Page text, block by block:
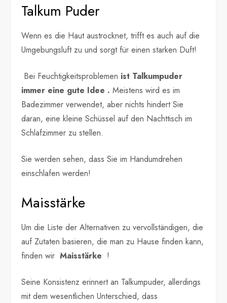
Talkum Puder
Wenn es die Haut austrocknet, trifft es auch auf die
Umgebungsluft zu und sorgt für einen starken Duft!
Bei Feuchtigkeitsproblemen ist Talkumpuder
immer eine gute Idee .Meistens wird es im
Badezimmer verwendet, aber nichts hindert Sie
daran, eine kleine Schüssel auf den Nachttisch im
Schlafzimmer zu stellen.
Sie werden sehen, dass Sie im Handumdrehen
einschlafen werden!
Maisstärke
Um die Liste der Alternativen zu vervollständigen, die
auf Zutaten basieren, die man zu Hause finden kann,
finden wirMaisstärke !
Seine Konsistenz erinnert an Talkumpuder, allerdings
mit dem wesentlichen Unterschied, dass